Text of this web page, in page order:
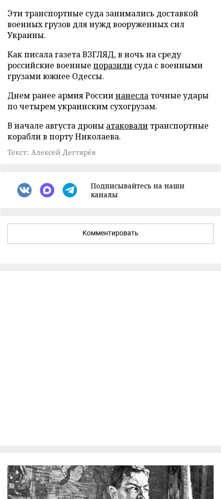
Эти транспортные суда занимались доставкой
военных грузов для нужд вооруженных сил
Украины.
Как писала газета ВЗГЛЯД, в ночь на среду
российские военные поразили суда с военными
грузами южнее Одессы.
Днем ранее армия Россиинанесла точные удары
по четырем украинским сухогрузам.
В начале августа дроны атаковали транспортные
корабли в порту Николаева.
Текст: Алексей Дегтярёв
Подписывайтесь на наши
каналы
Комментировать